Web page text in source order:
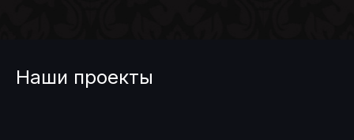
Наши проекты